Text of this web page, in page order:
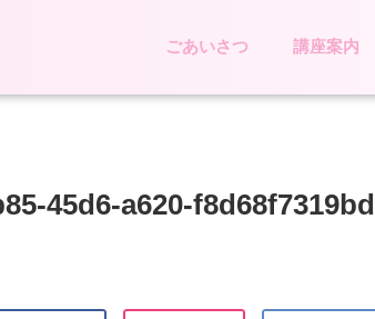
ごあいさつ 講座案内
45d6-a620-f8d68f7319bd